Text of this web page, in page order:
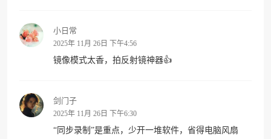
小日常
2025年 11月 26日 下午4:56
镜像模式太香，拍反射镜神器👍
剑门子
2025年 11月 26日 下午6:30
“同步录制”是重点，少开一堆软件，省得电脑风扇